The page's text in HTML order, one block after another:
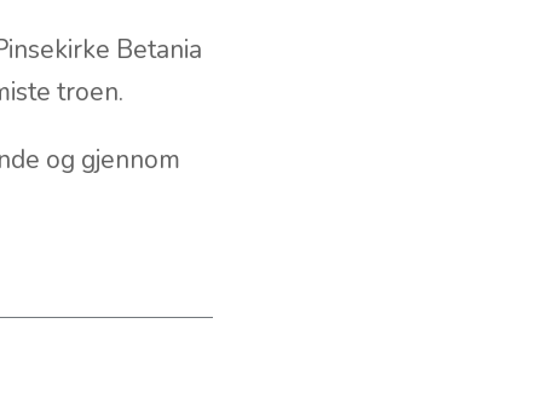
Betania
troen.
og gjennom